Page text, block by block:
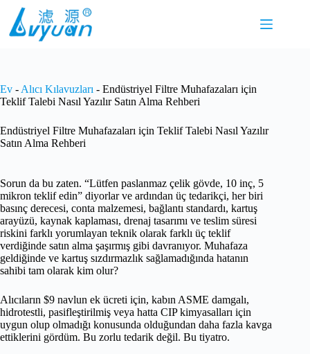
İçeriğe
Ev - Alıcı Kılavuzları - Endüstriyel Filtre Muhafazaları için
Teklif Talebi Nasıl Yazılır Satın Alma Rehberi
Endüstriyel Filtre Muhafazaları için Teklif Talebi Nasıl Yazılır
Satın Alma Rehberi
Sorun da bu zaten. “Lütfen paslanmaz çelik gövde, 10 inç, 5
mikron teklif edin” diyorlar ve ardından üç tedarikçi, her biri
basınç derecesi, conta malzemesi, bağlantı standardı, kartuş
arayüzü, kaynak kaplaması, drenaj tasarımı ve teslim süresi
riskini farklı yorumlayan teknik olarak farklı üç teklif
verdiğinde satın alma şaşırmış gibi davranıyor. Muhafaza
geldiğinde ve kartuş sızdırmazlık sağlamadığında hatanın
sahibi tam olarak kim olur?
Alıcıların $9 navlun ek ücreti için, kabın ASME damgalı,
hidrotestli, pasifleştirilmiş veya hatta CIP kimyasalları için
uygun olup olmadığı konusunda olduğundan daha fazla kavga
ettiklerini gördüm. Bu zorlu tedarik değil. Bu tiyatro.